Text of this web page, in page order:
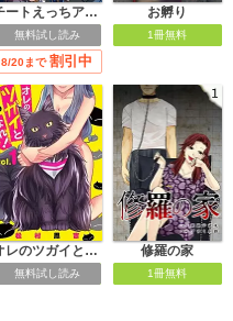
チートえっちアンソロジー
無料試し読み
8/20まで 割引中
お孵り
1冊無料
オレのツガイとなれ！
無料試し読み
修羅の家
1冊無料